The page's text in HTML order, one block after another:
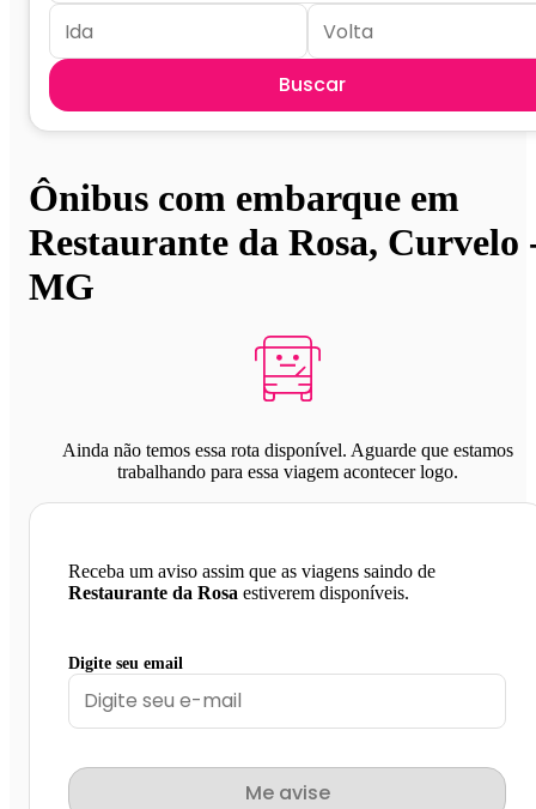
Buscar
Ônibus com embarque em
Restaurante da Rosa, Curvelo
MG
Ainda não temos essa rota disponível. Aguarde que estamos
trabalhando para essa viagem acontecer logo.
Receba um aviso assim que as viagens saindo de
Restaurante da Rosa estiverem disponíveis.
Digite seu email
Me avise